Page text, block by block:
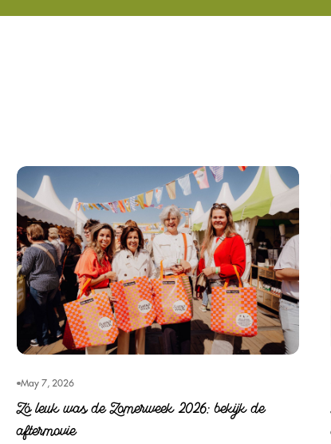
May 7, 2026
Zó leuk was de Zomerweek 2026: bekijk de
aftermovie